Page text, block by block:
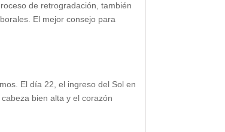
de retrogradación, también
El mejor consejo para
El día 22, el ingreso del Sol en
bien alta y el corazón